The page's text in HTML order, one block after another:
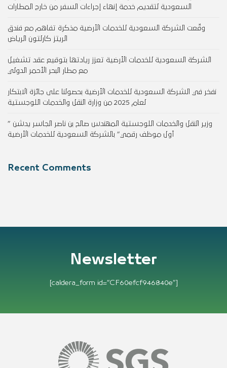
السعودية لتقديم خدمة إنهاء إجراءات السفر من خارج المطارات
وقّعت الشركة السعودية للخدمات الأرضية مذكرة تفاهم مع فندق
الريتز كارلتون الرياض
الشركة السعودية للخدمات الأرضية تعزز ريادتها بتوقيع عقد تشغيل
مع مطار البحر الأحمر الدولي
نفخر في الشركة السعودية للخدمات الأرضية بحصولنا على جائزة الابتكار
لعام 2025 من وزارة النقل والخدمات اللوجستية
وزير النقل والخدمات اللوجستية المهندس صالح بن ناصر الجاسر يدشن ”
أول موظف رقمي” بالشركة السعودية للخدمات الأرضية
Recent Comments
Newsletter
[caldera_form id=”CF60efcf946840e”]